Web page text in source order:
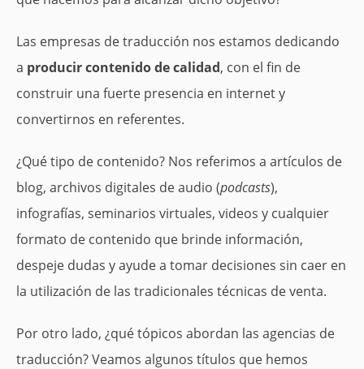
Las empresas de traducción nos estamos dedicando
a producir contenido de calidad, con el fin de
construir una fuerte presencia en internet y
convertirnos en referentes.
¿Qué tipo de contenido? Nos referimos a artículos de
blog, archivos digitales de audio (podcasts),
infografías, seminarios virtuales, videos y cualquier
formato de contenido que brinde información,
despeje dudas y ayude a tomar decisiones sin caer en
la utilización de las tradicionales técnicas de venta.
Por otro lado, ¿qué tópicos abordan las agencias de
traducción? Veamos algunos títulos que hemos